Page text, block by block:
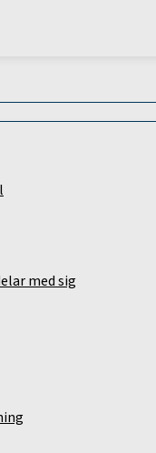
med sig